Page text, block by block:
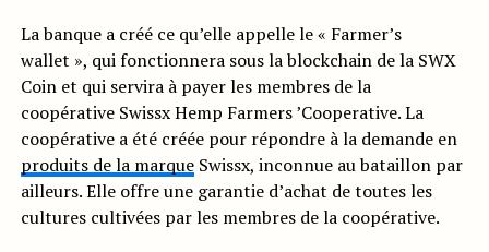
La banque a créé ce qu’elle appelle le « Farmer’s
wallet », qui fonctionnera sous la blockchain de la SWX
Coin et qui servira à payer les membres de la
coopérative Swissx Hemp Farmers ’Cooperative. La
coopérative a été créée pour répondre à la demande en
produits de la marqueSwissx, inconnue au bataillon par
ailleurs. Elle offre une garantie d’achat de toutes les
cultures cultivées par les membres de la coopérative.